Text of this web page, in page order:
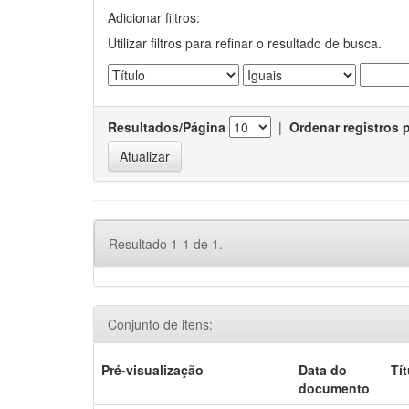
Adicionar filtros:
Utilizar filtros para refinar o resultado de busca.
Resultados/Página | Ordenar registros
Resultado 1-1 de 1.
Conjunto de itens:
Pré-visualização
Data do
documento